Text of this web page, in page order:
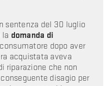
sentenza del 30 luglio
la domanda di
dopo aver
acquistata aveva
riparazione che non
disagio per